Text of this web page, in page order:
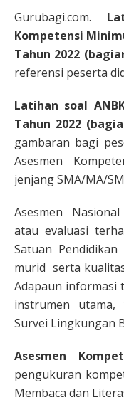
Gurubagi.com.
Kompetensi
Tahun 2022
referensi peserta
Latihan soal
Tahun 2022
gambaran bagi
Asesmen
jenjang SMA/MA/
Asesmen
atau evaluasi
Satuan
murid serta
Adapaun informasi
instrumen utama,
Survei Lingkungan
Asesmen
pengukuran
Membaca dan